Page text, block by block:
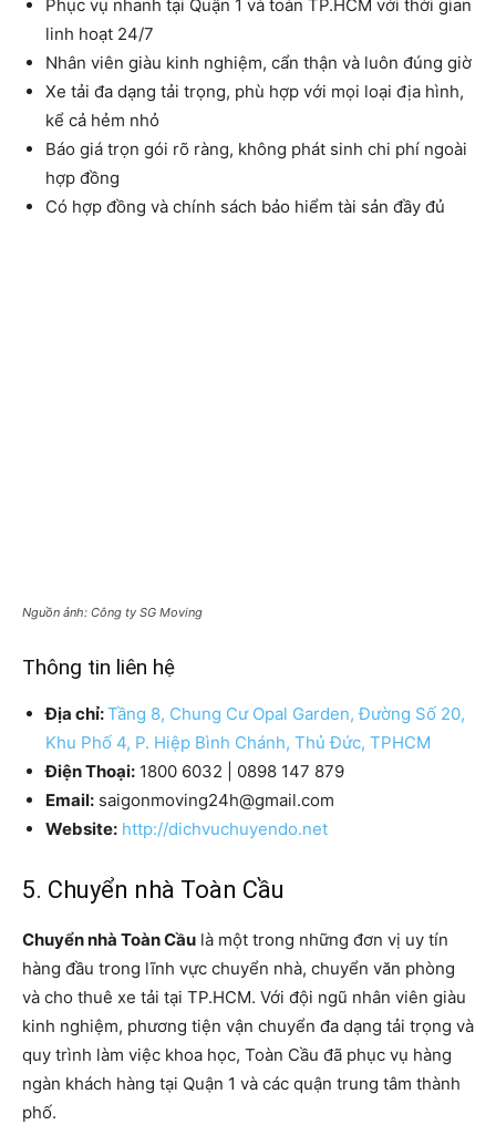
Phục vụ nhanh tại Quận 1 và toàn TP.HCM với thời gian
linh hoạt 24/7
Nhân viên giàu kinh nghiệm, cẩn thận và luôn đúng giờ
Xe tải đa dạng tải trọng, phù hợp với mọi loại địa hình,
kể cả hẻm nhỏ
Báo giá trọn gói rõ ràng, không phát sinh chi phí ngoài
hợp đồng
Có hợp đồng và chính sách bảo hiểm tài sản đầy đủ
Nguồn ảnh: Công ty SG Moving
Thông tin liên hệ
Địa chỉ:Tầng 8, Chung Cư Opal Garden, Đường Số 20,
Khu Phố 4, P. Hiệp Bình Chánh, Thủ Đức, TPHCM
Điện Thoại: 1800 6032 | 0898 147 879
Email: saigonmoving24h@gmail.com
Website: http://dichvuchuyendo.net
5. Chuyển nhà Toàn Cầu
Chuyển nhà Toàn Cầu là một trong những đơn vị uy tín
hàng đầu trong lĩnh vực chuyển nhà, chuyển văn phòng
và cho thuê xe tải tại TP.HCM. Với đội ngũ nhân viên giàu
kinh nghiệm, phương tiện vận chuyển đa dạng tải trọng và
quy trình làm việc khoa học, Toàn Cầu đã phục vụ hàng
ngàn khách hàng tại Quận 1 và các quận trung tâm thành
phố.